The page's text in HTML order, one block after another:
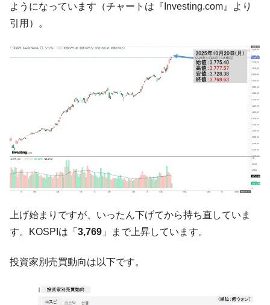
や、若者に起業させよう」⇒ どんな雇用対策だソレ。
ル。外平債の発行「19.4億ドル」
韓国「ここは北朝鮮なのか。選管がサーバ
ーにウソのデータを入力したのは明白だ」
韓国･李在明さっそく不動産対策で浅薄な発
『Money1』
だ。
『Money1』
『韓国銀行』が「金の保有量を増やしま
す」⇒「金を経由するドル入手」手段ではないのか？
ル」まで拡大 ⇒ 海外資金の動きに強く左右される状態
『Money1』
韓国･帰ってきた李在明。李在明を支持しな
『Money1』
韓国大統領府ボンクラ政策室長が告発され
ようになっています（チャートは『Investing.com』より
引用）。
上げ始まりですが、いったん下げてから持ち直していま
す。KOSPIは「 3,769 」まで上昇しています。
投資家別売買動向は以下です。